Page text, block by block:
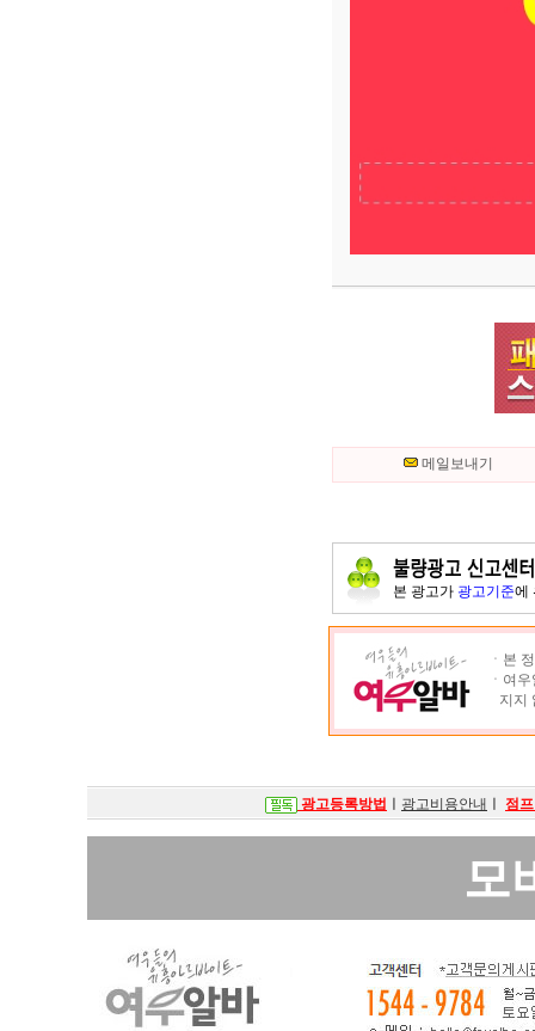
메일보내기
본 광고가 광고기준에
ㆍ본
ㆍ여
지지
광고등록방법 광고비용안내 점
모